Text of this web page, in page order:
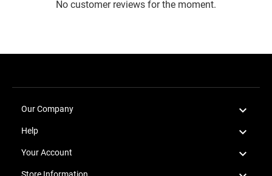
No customer reviews for the moment.
Our Company 
Help 
Your Account 